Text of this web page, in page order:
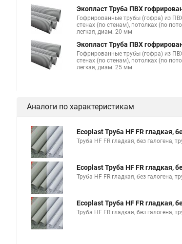
Экопласт Труба ПВХ
Гофрированные трубы (гофра) из
стенах (по стенам), потолках (по
легкая, диам. 20 мм
Экопласт Труба ПВХ
Гофрированные трубы (гофра) из
стенах (по стенам), потолках (по
легкая, диам. 25 мм
Аналоги по характеристикам
Ecoplast Труба HF FR гладкая,
Труба HF FR гладкая, без галогена,
Ecoplast Труба HF FR гладкая,
Труба HF FR гладкая, без галогена,
Ecoplast Труба HF FR гладкая,
Труба HF FR гладкая, без галогена,